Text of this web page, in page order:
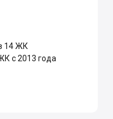
14 ЖК
с 2013 года